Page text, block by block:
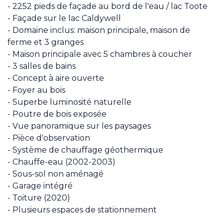
- 2252 pieds de façade au bord de l'eau / lac Toote
- Façade sur le lac Caldywell
- Domaine inclus: maison principale, maison de
ferme et 3 granges
- Maison principale avec 5 chambres à coucher
- 3 salles de bains
- Concept à aire ouverte
- Foyer au bois
- Superbe luminosité naturelle
- Poutre de bois exposée
- Vue panoramique sur les paysages
- Pièce d'observation
- Système de chauffage géothermique
- Chauffe-eau (2002-2003)
- Sous-sol non aménagé
- Garage intégré
- Toiture (2020)
- Plusieurs espaces de stationnement